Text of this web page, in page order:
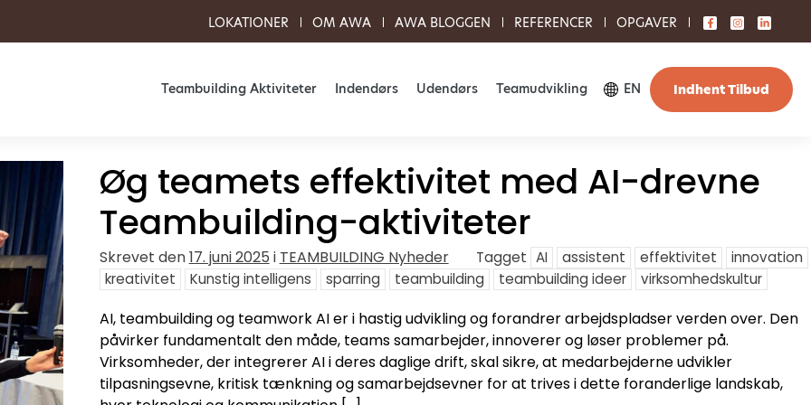
LOKATIONER OM AWA AWA BLOGGEN REFERENCER OPGAVER
Teambuilding Aktiviteter Indendørs Udendørs Teamudvikling EN Indhent Tilbud
Øg teamets effektivitet med AI-drevne
Teambuilding-aktiviteter
Skrevet den17. juni 2025 i TEAMBUILDING Nyheder Tagget AI assistent effektivitet
innovation
kreativitet
Kunstig intelligens sparring teambuilding teambuilding ideer virksomhedskultur
AI, teambuilding og teamwork AI er i hastig udvikling og forandrer arbejdspladser verden over. Den
påvirker fundamentalt den måde, teams samarbejder, innoverer og løser problemer på.
Virksomheder, der integrerer AI i deres daglige drift, skal sikre, at medarbejderne udvikler
tilpasningsevne, kritisk tænkning og samarbejdsevner for at trives i dette foranderlige landskab,